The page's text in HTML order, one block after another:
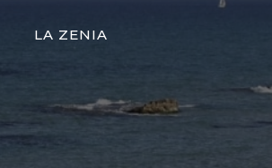
LA ZENIA